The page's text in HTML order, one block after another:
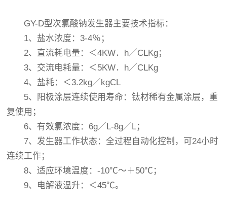
GY-D型次氯酸钠发生器主要技术指标：
1、盐水浓度：3-4％；
2、直流耗电量：＜4KW．h／CLKg；
3、交流电耗量：＜5KW．h／CLKg
4、盐耗：＜3.2kg／kgCL
5、阳极涂层连续使用寿命：钛材稀有金属涂层，重
复使用；
6、有效氯浓度：6g／L-8g／L；
7、发生器工作状态：全过程自动化控制，可24小时
连续工作；
8、适应环境温度：-10℃～＋50℃；
9、电解液温升：＜45℃。